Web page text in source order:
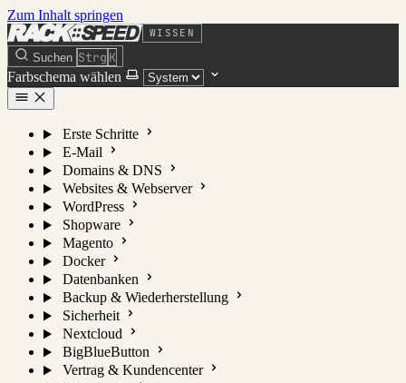
Zum Inhalt springen
WISSEN
Suchen Strg K
Farbschema wählen
Erste Schritte
E-Mail
Domains & DNS
Websites & Webserver
WordPress
Shopware
Magento
Docker
Datenbanken
Backup & Wiederherstellung
Sicherheit
Nextcloud
BigBlueButton
Vertrag & Kundencenter